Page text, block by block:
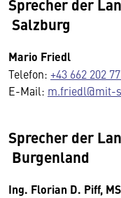
Sprecher der
Salzburg
Mario Friedl
Telefon: +43 662 202
E-Mail: m.friedl@mit-
Sprecher der
Burgenland
Ing. Florian D. Piff,